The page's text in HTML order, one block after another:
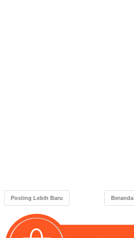
Posting Lebih Baru Beranda